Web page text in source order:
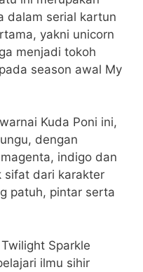
dalam serial kartun
yakni unicorn
menjadi tokoh
season awal My
Kuda Poni ini,
dengan
indigo dan
sifat dari karakter
patuh, pintar serta
Sparkle
ilmu sihir